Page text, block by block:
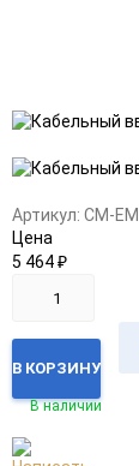
в
к
Артикул: CM-
Цена
5 464₽
В КОРЗИНУ
В наличии